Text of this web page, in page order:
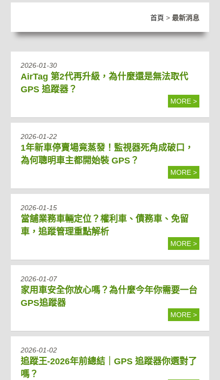
首頁 > 最新消息
2026-01-30
AirTag 第2代再升級，為什麼還是無法取代
GPS 追蹤器？
MORE >
2026-01-22
1年新車停賣場竟蒸發！監視器死角成破口，
為何聰明車主都開始裝 GPS？
MORE >
2026-01-15
當舖業務車輛定位？權利車、債務車、免留
車，追蹤管理重點解析
MORE >
2026-01-07
家用車安全你放心嗎？為什麼今年你需要一台
GPS追蹤器
MORE >
2026-01-02
追蹤王-2026年前總結｜GPS 追蹤器你選對了
嗎？